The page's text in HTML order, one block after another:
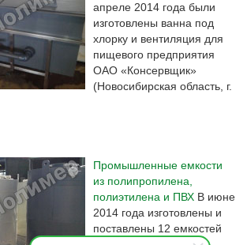
апреле 2014 года были
изготовлены ванна под
хлорку и вентиляция для
пищевого предприятия
ОАО «Консервщик»
(Новосибирская область, г.
Промышленные емкости
из полипропилена,
полиэтилена и ПВХ В июне
2014 года изготовлены и
поставлены 12 емкостей